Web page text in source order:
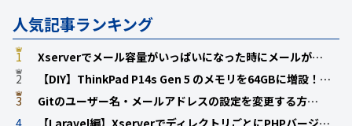
人気記事ランキング
1
Xserverでメール容量がいっぱいになった時にメールが…
2
【DIY】ThinkPad P14s Gen 5 のメモリを64GBに増設！…
3
Gitのユーザー名・メールアドレスの設定を変更する方…
4
【Laravel編】XserverでディレクトリごとにPHPバージ…